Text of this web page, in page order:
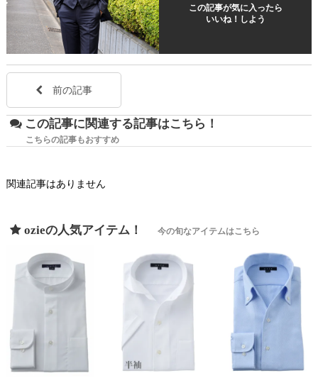
この記事が気に入ったら
いいね！しよう
前の記事
この記事に関連する記事はこちら！
こちらの記事もおすすめ
関連記事はありません
ozieの人気アイテム！ 今の旬なアイテムはこちら